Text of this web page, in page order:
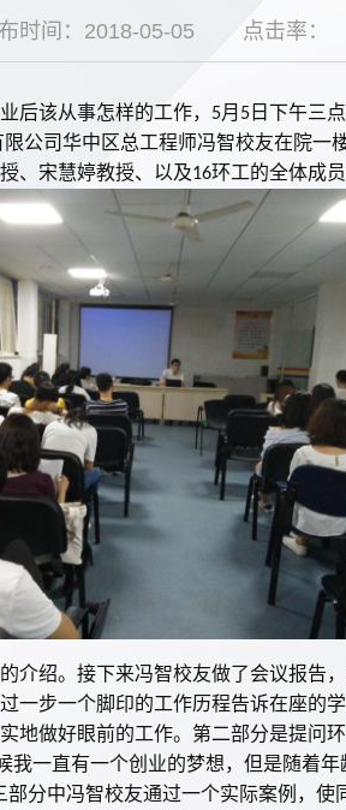
时间：2018-05-05 点击率：
后该从事怎样的工作， 5月 5 日下午三
公司华中区总工程师冯智校友在院一
、宋慧婷教授、以及16环工的全体成员
介绍。接下来冯智校友做了会议报告
一步一个脚印的工作历程告诉在座的
地做好眼前的工作。第二部分是提问
我一直有一个创业的梦想，但是随着
部分中冯智校友通过一个实际案例，使